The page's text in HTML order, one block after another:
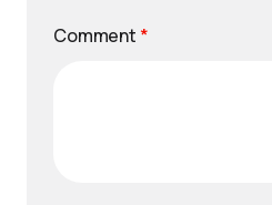
Comment *